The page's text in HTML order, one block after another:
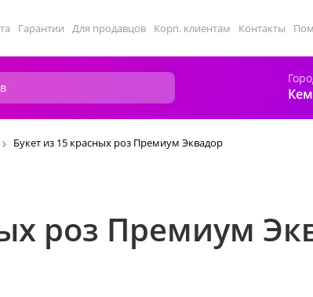
Гарантии Для продавцов Корп. клиентам Контакты
Букет из 15 красных роз Премиум Эквадор
роз Премиум